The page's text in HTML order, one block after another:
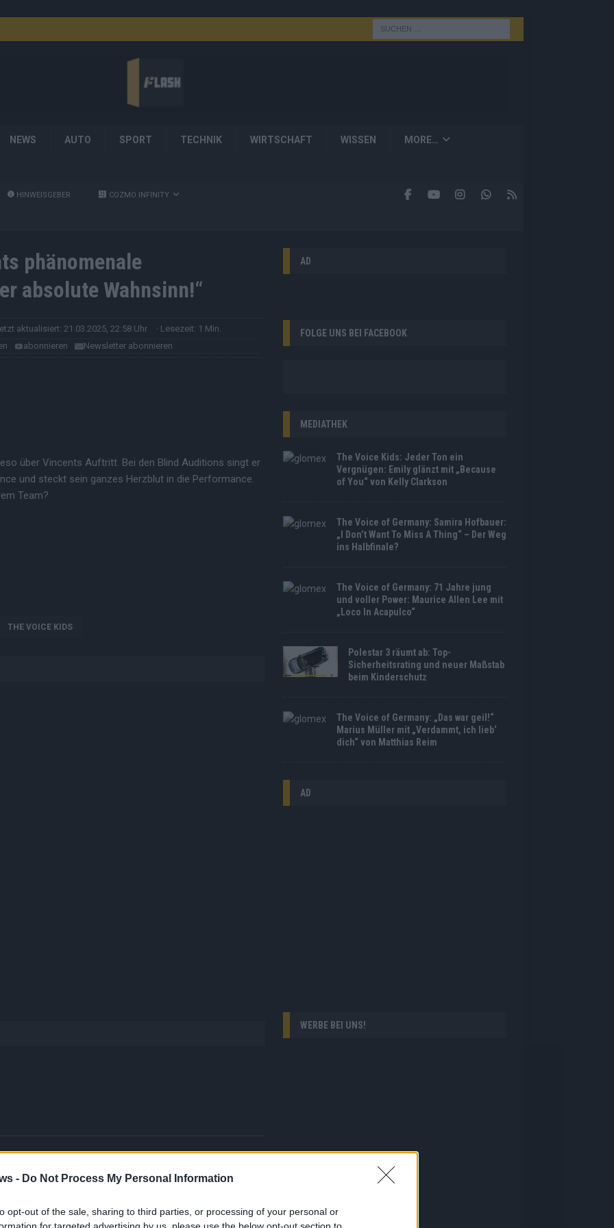
- Do Not Process My Personal Information
opt-out of the sale, sharing to third parties, or processing of your personal or
for targeted advertising by us, please use the below opt-out section to
NEWS AUTO SPORT TECHNIK WIRTSCHAFT WISSEN MORE…
HINWEISGEBER COZMO INFINITY
phänomenale
absolute Wahnsinn!“
aktualisiert: 21.03.2025, 22:58 Uhr
· Lesezeit: 1 Min.
abonnieren Newsletter abonnieren
über Vincents Auftritt. Bei den Blind Auditions singt er
und steckt sein ganzes Herzblut in die Performance.
Team?
THE VOICE KIDS
Streams, die spannendsten Videos und alles, was du
direkt auf den Screen, live oder on-demand. Unsere
AD
FOLGE UNS BEI FACEBOOK
MEDIATHEK
The Voice Kids: Jeder Ton ein
Vergnügen: Emily glänzt mit „Because
of You“ von Kelly Clarkson
The Voice of Germany: Samira Hofbauer:
„I Don’t Want To Miss A Thing“ – Der Weg
ins Halbfinale?
The Voice of Germany: 71 Jahre jung
und voller Power: Maurice Allen Lee mit
„Loco In Acapulco“
Polestar 3 räumt ab: Top-
Sicherheitsrating und neuer Maßstab
beim Kinderschutz
The Voice of Germany: „Das war geil!“
Marius Müller mit „Verdammt, ich lieb‘
dich“ von Matthias Reim
AD
WERBE BEI UNS!